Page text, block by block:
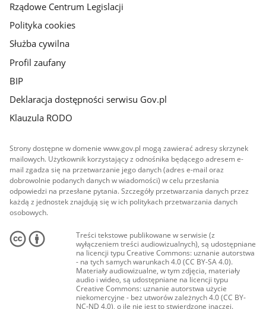
Rządowe Centrum Legislacji
Polityka cookies
Służba cywilna
Profil zaufany
BIP
Deklaracja dostępności serwisu Gov.pl
Klauzula RODO
Strony dostępne w domenie www.gov.pl mogą zawierać adresy skrzynek
mailowych. Użytkownik korzystający z odnośnika będącego adresem e-
mail zgadza się na przetwarzanie jego danych (adres e-mail oraz
dobrowolnie podanych danych w wiadomości) w celu przesłania
odpowiedzi na przesłane pytania. Szczegóły przetwarzania danych przez
każdą z jednostek znajdują się w ich politykach przetwarzania danych
osobowych.
Treści tekstowe publikowane w serwisie (z
wyłączeniem treści audiowizualnych), są udostępniane
na licencji typu Creative Commons: uznanie autorstwa
- na tych samych warunkach 4.0 (CC BY-SA 4.0).
Materiały audiowizualne, w tym zdjęcia, materiały
audio i wideo, są udostępniane na licencji typu
Creative Commons: uznanie autorstwa użycie
niekomercyjne - bez utworów zależnych 4.0 (CC BY-
NC-ND 4.0), o ile nie jest to stwierdzone inaczej.